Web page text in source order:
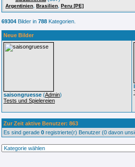
Argentinien Brasilien Peru [PE]
69304 Bilder in 788 Kategorien.
Neue Bilder
saisongruesse (Admin)
Tests und Spielereien
Zur Zeit aktive Benutzer: 863
Es sind gerade 0 registrierte(r) Benutzer (0 davon